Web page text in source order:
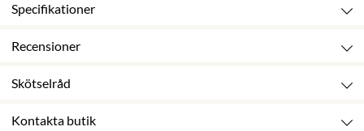
Specifikationer
Recensioner
Skötselråd
Kontakta butik